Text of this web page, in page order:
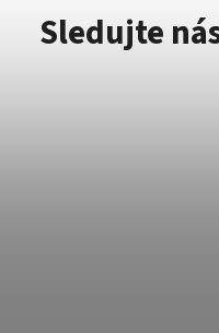
Sledujte